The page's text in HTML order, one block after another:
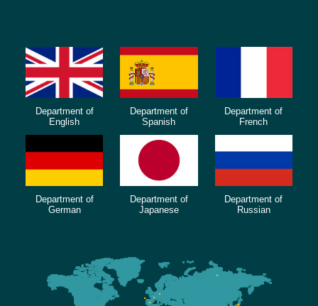
Department of
English
Department of
Spanish
Department of
French
Department of
German
Department of
Japanese
Department of
Russian